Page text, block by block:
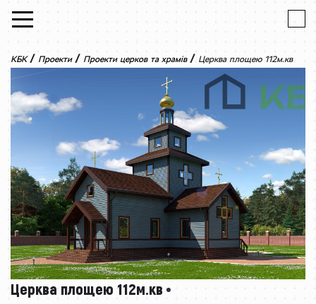
Skip to content
КБК / Проекти / Проекти церков та храмів / Церква площею 112м.кв
Церква площею 112м.кв